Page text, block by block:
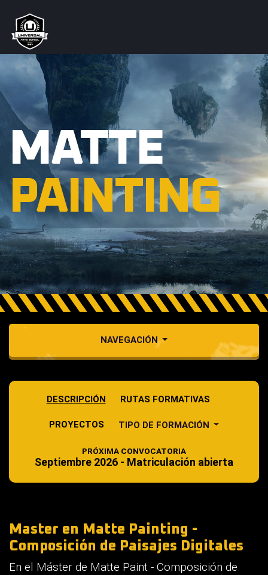
MATTE
PAINTING
NAVEGACIÓN
DESCRIPCIÓN RUTAS FORMATIVAS
PROYECTOS TIPO DE FORMACIÓN
PRÓXIMA CONVOCATORIA
Septiembre 2026 - Matriculación abierta
Master en Matte Painting -
Composición de Paisajes Digitales
En el Máster de Matte Paint - Composición de